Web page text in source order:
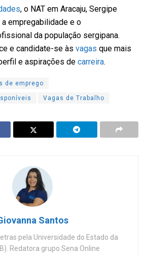
, o NAT em Aracaju, Sergipe
empregabilidade e o
da população sergipana.
e candidate-se às vagas que mais
e aspirações de carreira.
de emprego
Vagas de Trabalho
Santos
pela Universidade do Estado da
Redatora grupo Sena Online